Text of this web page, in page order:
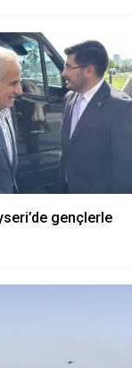
gençlerle